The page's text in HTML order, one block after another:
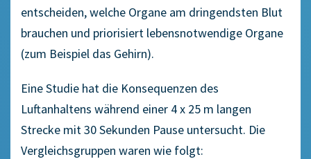
entscheiden, welche Organe am dringendsten Blut
brauchen und priorisiert lebensnotwendige Organe
(zum Beispiel das Gehirn).
Eine Studie hat die Konsequenzen des
Luftanhaltens während einer 4 x 25 m langen
Strecke mit 30 Sekunden Pause untersucht. Die
Vergleichsgruppen waren wie folgt: